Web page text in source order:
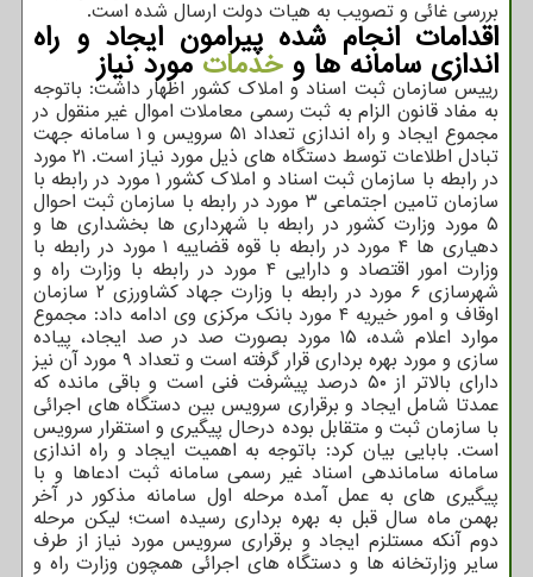
بررسی غائی و تصویب به هیات دولت ارسال شده است.
اقدامات انجام شده پیرامون ایجاد و راه
اندازی سامانه ها وخدماتمورد نیاز
رییس سازمان ثبت اسناد و املاک کشور اظهار داشت: باتوجه
به مفاد قانون الزام به ثبت رسمی معاملات اموال غیر منقول در
مجموع ایجاد و راه اندازی تعداد ۵۱ سرویس و ۱ سامانه جهت
تبادل اطلاعات توسط دستگاه های ذیل مورد نیاز است. ۲۱ مورد
در رابطه با سازمان ثبت اسناد و املاک کشور ۱ مورد در رابطه با
سازمان تامین اجتماعی ۳ مورد در رابطه با سازمان ثبت احوال
۵ مورد وزارت کشور در رابطه با شهرداری ها بخشداری ها و
دهیاری ها ۴ مورد در رابطه با قوه قضاییه ۱ مورد در رابطه با
وزارت امور اقتصاد و دارایی ۴ مورد در رابطه با وزارت راه و
شهرسازی ۶ مورد در رابطه با وزارت جهاد کشاورزی ۲ سازمان
اوقاف و امور خیریه ۴ مورد بانک مرکزی وی ادامه داد: مجموع
موارد اعلام شده، ۱۵ مورد بصورت صد در صد ایجاد، پیاده
سازی و مورد بهره برداری قرار گرفته است و تعداد ۹ مورد آن نیز
دارای بالاتر از ۵۰ درصد پیشرفت فنی است و باقی مانده که
عمدتا شامل ایجاد و برقراری سرویس بین دستگاه های اجرائی
با سازمان ثبت و متقابل بوده درحال پیگیری و استقرار سرویس
است. بابایی بیان کرد: باتوجه به اهمیت ایجاد و راه اندازی
سامانه ساماندهی اسناد غیر رسمی سامانه ثبت ادعاها و با
پیگیری های به عمل آمده مرحله اول سامانه مذکور در آخر
بهمن ماه سال قبل به بهره برداری رسیده است؛ لیکن مرحله
دوم آنکه مستلزم ایجاد و برقراری سرویس مورد نیاز از طرف
سایر وزارتخانه ها و دستگاه های اجرائی همچون وزارت راه و